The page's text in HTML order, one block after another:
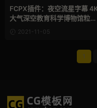
FCPX插件：夜空流星字幕
大气深空教育科学博物馆粒子
文字动画fcpx插件 Starfall Op
2021-11-05
1